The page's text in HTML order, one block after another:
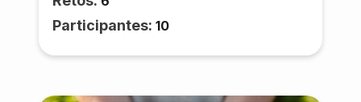
apropiadas y liderazgo en gestión de
experiencias co-creativas.
Participantes: 10